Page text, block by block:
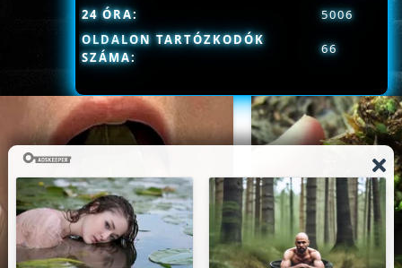
OLDALON TARTÓZKODÓK
SZÁMA:
66
24 ÓRA:
5006